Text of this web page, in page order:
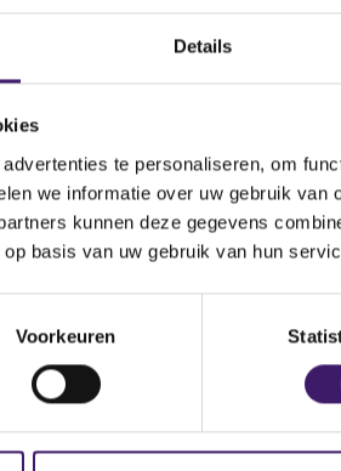
Details
te personaliseren, om
we informatie over uw gebruik van
kunnen deze gegevens
basis van uw gebruik van hun
Voorkeuren
32380
51660
Postcode
4100AJ